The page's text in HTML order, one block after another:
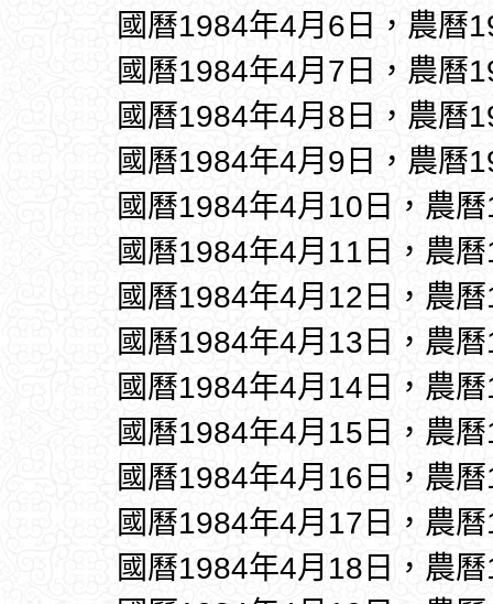
國曆1984年4月6日，農曆
國曆1984年4月7日，農曆
國曆1984年4月8日，農曆
國曆1984年4月9日，農曆
國曆1984年4月10日，農
國曆1984年4月11日，農
國曆1984年4月12日，農
國曆1984年4月13日，農
國曆1984年4月14日，農
國曆1984年4月15日，農
國曆1984年4月16日，農
國曆1984年4月17日，農
國曆1984年4月18日，農